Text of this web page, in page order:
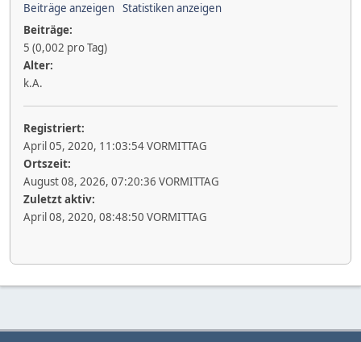
Beiträge anzeigen Statistiken anzeigen
Beiträge:
5 (0,002 pro Tag)
Alter:
k.A.
Registriert:
April 05, 2020, 11:03:54 VORMITTAG
Ortszeit:
August 08, 2026, 07:20:36 VORMITTAG
Zuletzt aktiv:
April 08, 2020, 08:48:50 VORMITTAG